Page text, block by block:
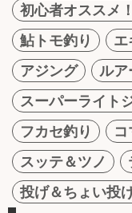
初心者オススメ！
鮎トモ釣り
エ
アジング
ルア
スーパーライト
フカセ釣り
コ
スッテ＆ツノ
投げ＆ちょい投